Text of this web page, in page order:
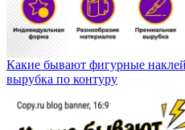
Какие бывают фигурные
вырубка по контуру